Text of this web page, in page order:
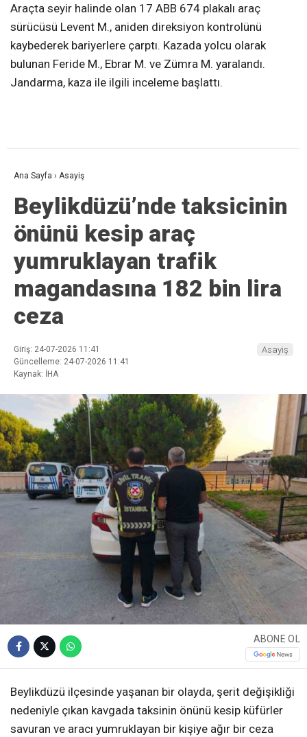
Araçta seyir halinde olan 17 ABB 674 plakalı araç
sürücüsü Levent M., aniden direksiyon kontrolünü
kaybederek bariyerlere çarptı. Kazada yolcu olarak
bulunan Feride M., Ebrar M. ve Zümra M. yaralandı.
Jandarma, kaza ile ilgili inceleme başlattı.
Ana Sayfa › Asayiş
Beylikdüzü’nde taksicinin
önünü kesip araç
yumruklayan trafik
magandasına 182 bin lira
ceza
Giriş: 24-07-2026 11:41
Güncelleme: 24-07-2026 11:41
Kaynak: İHA
Asayiş
ABONE OL
Beylikdüzü ilçesinde yaşanan bir olayda, şerit değişikliği
nedeniyle çıkan kavgada taksinin önünü kesip küfürler
savuran ve aracı yumruklayan bir kişiye ağır bir ceza